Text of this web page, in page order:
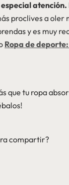
atención.
proclives a
y es muy
Ropa de
que tu ropa
compartir?